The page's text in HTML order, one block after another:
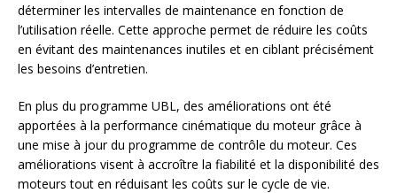
déterminer les intervalles de maintenance en fonction de
l’utilisation réelle. Cette approche permet de réduire les coûts
en évitant des maintenances inutiles et en ciblant précisément
les besoins d’entretien.
En plus du programme UBL, des améliorations ont été
apportées à la performance cinématique du moteur grâce à
une mise à jour du programme de contrôle du moteur. Ces
améliorations visent à accroître la fiabilité et la disponibilité des
moteurs tout en réduisant les coûts sur le cycle de vie.